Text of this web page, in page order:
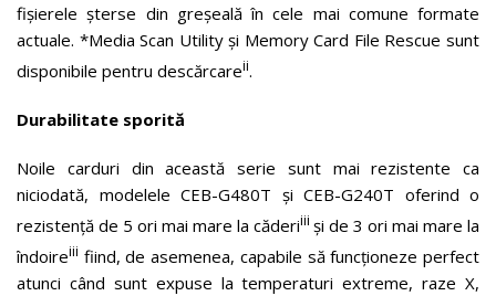
fișierele șterse din greșeală în cele mai comune formate
actuale. *Media Scan Utility și Memory Card File Rescue sunt
disponibile pentru descărcareii.
Durabilitate sporită
Noile carduri din această serie sunt mai rezistente ca
niciodată, modelele CEB-G480T și CEB-G240T oferind o
rezistență de 5 ori mai mare la căderiiii și de 3 ori mai mare la
îndoireiii fiind, de asemenea, capabile să funcționeze perfect
atunci când sunt expuse la temperaturi extreme, raze X,